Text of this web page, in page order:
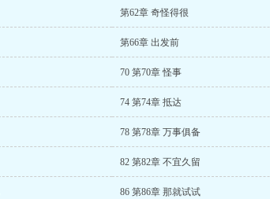
第62章 奇怪得很
第66章 出发前
70 第70章 怪事
74 第74章 抵达
78 第78章 万事俱备
82 第82章 不宜久留
86 第86章 那就试试